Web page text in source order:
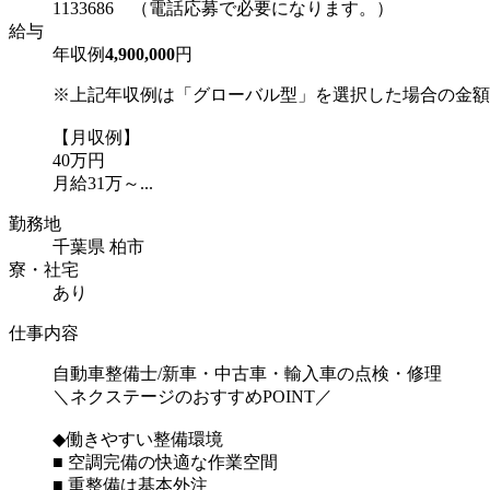
1133686 （電話応募で必要になります。）
給与
年収例4,900,000円
※上記年収例は「グローバル型」を選択した場合の金
【月収例】
40万円
月給31万～...
勤務地
千葉県 柏市
寮・社宅
あり
仕事内容
自動車整備士/新車・中古車・輸入車の点検・修理
＼ネクステージのおすすめPOINT／
◆働きやすい整備環境
■ 空調完備の快適な作業空間
■ 重整備は基本外注